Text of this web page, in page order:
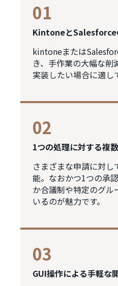
01
KintoneとSalesforce
kintoneまたは
き、手作業の大幅な
実装したい場合に適し
02
1つの処理に対する複
さまざまな申請に対
能。なおかつ1つの承
か合議制や特定のグル
いるのが魅力です。
03
GUI操作による手軽な